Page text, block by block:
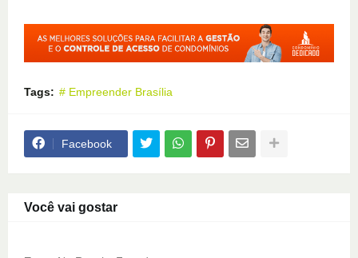
Tags: # Empreender Brasília
Facebook
Você vai gostar